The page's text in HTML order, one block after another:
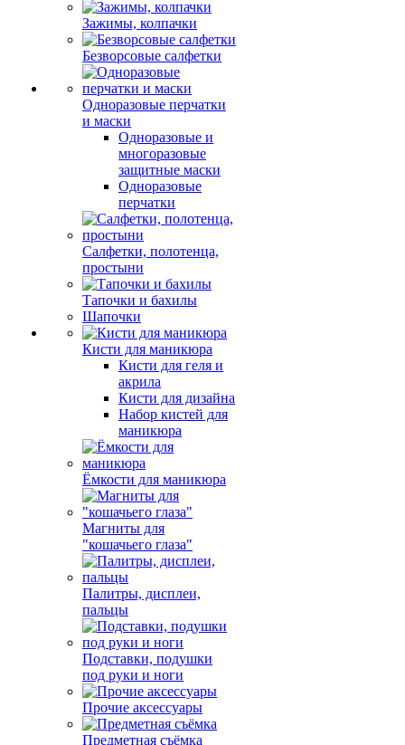
Зажимы, колпачки
Безворсовые салфетки
Одноразовые перчатки
и маски
Одноразовые и
многоразовые
защитные маски
Одноразовые
перчатки
Салфетки, полотенца,
простыни
Тапочки и бахилы
Шапочки
Кисти для маникюра
Кисти для геля и
акрила
Кисти для дизайна
Набор кистей для
маникюра
Ёмкости для маникюра
Магниты для
"кошачьего глаза"
Палитры, дисплеи,
пальцы
Подставки, подушки
под руки и ноги
Прочие аксессуары
Предметная съёмка